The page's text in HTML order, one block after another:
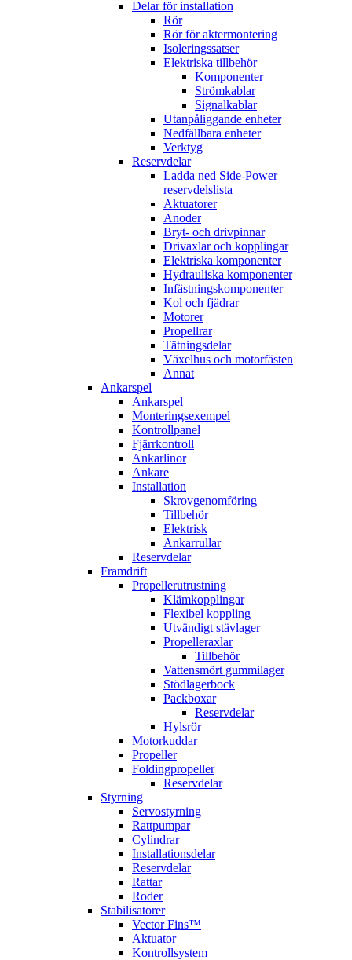
Delar för installation
Rör
Rör för aktermontering
Isoleringssatser
Elektriska tillbehör
Komponenter
Strömkablar
Signalkablar
Utanpåliggande enheter
Nedfällbara enheter
Verktyg
Reservdelar
Ladda ned Side-Power
reservdelslista
Aktuatorer
Anoder
Bryt- och drivpinnar
Drivaxlar och kopplingar
Elektriska komponenter
Hydrauliska komponenter
Infästningskomponenter
Kol och fjädrar
Motorer
Propellrar
Tätningsdelar
Växelhus och motorfästen
Annat
Ankarspel
Ankarspel
Monteringsexempel
Kontrollpanel
Fjärrkontroll
Ankarlinor
Ankare
Installation
Skrovgenomföring
Tillbehör
Elektrisk
Ankarrullar
Reservdelar
Framdrift
Propellerutrustning
Klämkopplingar
Flexibel koppling
Utvändigt stävlager
Propelleraxlar
Tillbehör
Vattensmört gummilager
Stödlagerbock
Packboxar
Reservdelar
Hylsrör
Motorkuddar
Propeller
Foldingpropeller
Reservdelar
Styrning
Servostyrning
Rattpumpar
Cylindrar
Installationsdelar
Reservdelar
Rattar
Roder
Stabilisatorer
Vector Fins™
Aktuator
Kontrollsystem